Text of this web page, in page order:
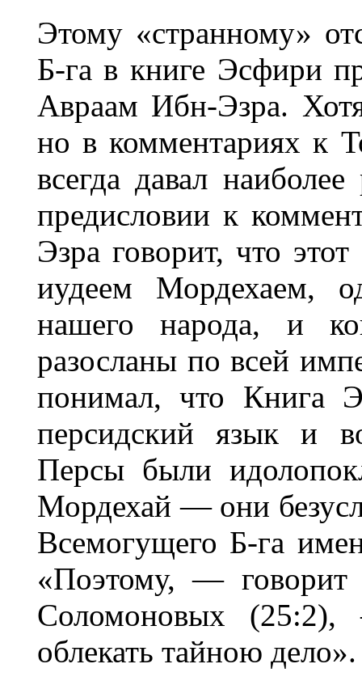
Этому «странному»
Б-га в книге Эсфири
Авраам Ибн-Эзра.
но в комментариях к
всегда давал
предисловии к
Эзра говорит, что
иудеем Мордехаем,
нашего народа, и
разосланы по всей
понимал, что Книга
персидский язык и
Персы были
Мордехай — они
Всемогущего Б-га
«Поэтому, — говорит
Соломоновых
облекать тайною дело».